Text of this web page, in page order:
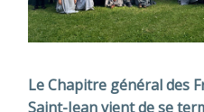
Le Chapitre général des
Saint-Jean vient de se